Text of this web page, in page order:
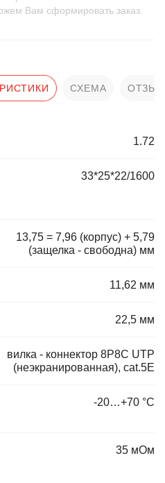
Вам сформировать заказ.
СХЕМА
1.72
33*25*22/1600
13,75 = 7,96 (корпус) + 5,79
(защелка - свободна) мм
11,62 мм
22,5 мм
вилка - коннектор 8P8C UTP
(неэкранированная), cat.5E
-20…+70 °С
35 мОм